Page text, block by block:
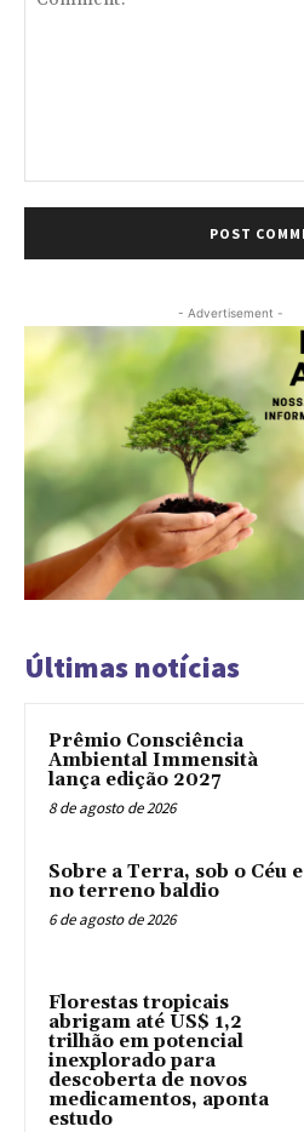
- Advertisement -
Últimas notícias
Prêmio Consciência
Ambiental Immensità
lança edição 2027
8 de agosto de 2026
Sobre a Terra, sob o Céu e
no terreno baldio
6 de agosto de 2026
Florestas tropicais
abrigam até US$ 1,2
trilhão em potencial
inexplorado para
descoberta de novos
medicamentos, aponta
estudo